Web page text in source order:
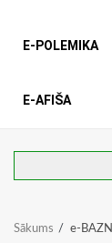
E-POLEMIKA
E-AFIŠA
Sākums e-